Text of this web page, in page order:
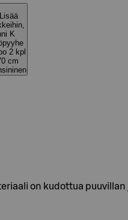
Lisää
K
2 kpl
cm
on kudottua